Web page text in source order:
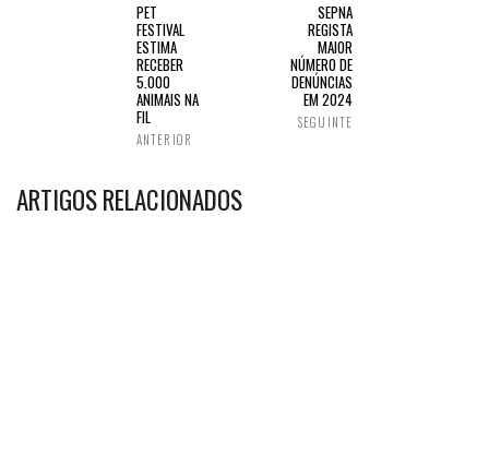
PET
FESTIVAL
ESTIMA
RECEBER
5.000
ANIMAIS NA
FIL
ANTERIOR
SEPNA
REGISTA
MAIOR
NÚMERO DE
DENÚNCIAS
EM 2024
SEGUINTE
ARTIGOS RELACIONADOS